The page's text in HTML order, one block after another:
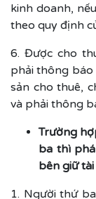
kinh doanh,
theo quy định
6. Được cho
phải thông báo
sản cho thuê,
và phải thông
Trường
ba thì
bên giữ
1. Người thứ